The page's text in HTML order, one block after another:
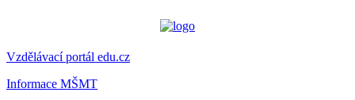
Vzdělávací portál edu.cz
Informace MŠMT